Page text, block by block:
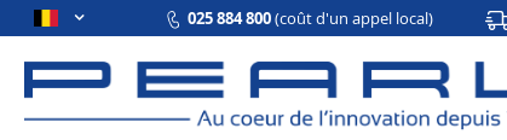
025 884 800(coût d'un appel local)